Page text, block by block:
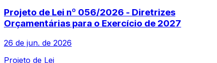
Projeto de Lei nº 056/2026 - Diretrizes
Orçamentárias para o Exercício de 2027
26 de jun. de 2026
Projeto de Lei